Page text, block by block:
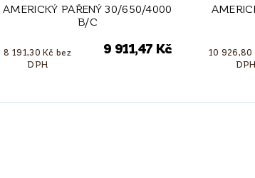
AMERICKÝ PAŘENÝ 30/650/4000
B/C
8 191,30 Kč bez
DPH
9 911,47 Kč
10 926,80
DPH